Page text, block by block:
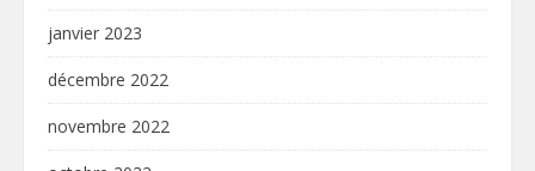
janvier 2023
décembre 2022
novembre 2022